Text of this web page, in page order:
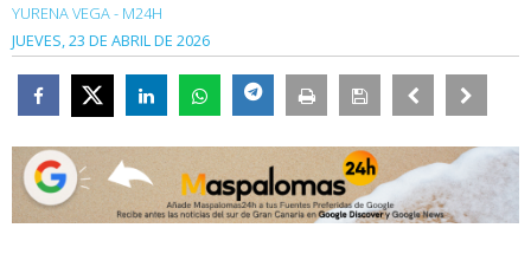
YURENA VEGA - M24H
JUEVES, 23 DE ABRIL DE 2026